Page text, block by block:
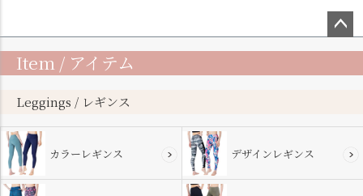
ップ
Item / アイテム
Leggings / レギンス
カラーレギンス デザインレギンス